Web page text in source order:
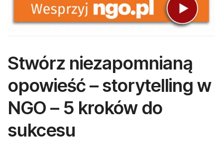
Stwórz niezapomnianą
opowieść – storytelling w
NGO – 5 kroków do
sukcesu